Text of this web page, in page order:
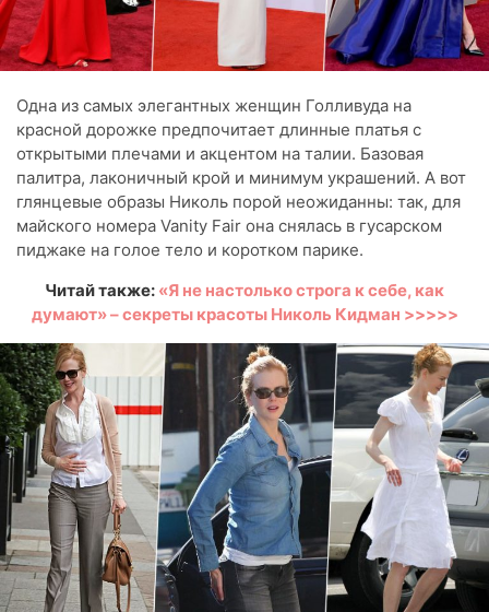
Одна из самых элегантных женщин Голливуда на
красной дорожке предпочитает длинные платья с
открытыми плечами и акцентом на талии. Базовая
палитра, лаконичный крой и минимум украшений. А вот
глянцевые образы Николь порой неожиданны: так, для
майского номера Vanity Fair она снялась в гусарском
пиджаке на голое тело и коротком парике.
Читай также: «Я не настолько строга к себе, как
думают» – секреты красоты Николь Кидман >>>>>